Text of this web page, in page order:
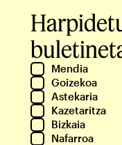
Mendia
Goizekoa
Astekaria
Kazetaritza
Bizkaia
Nafarroa